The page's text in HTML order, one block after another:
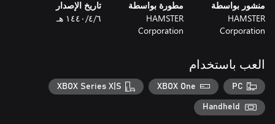
منشور بواسطة
HAMSTER
Corporation
مطورة بواسطة
HAMSTER
Corporation
تاريخ الإصدار
٦‏/٤‏/١٤٤٠ هـ
العب باستخدام
PC
XBOX One
XBOX Series X|S
Handheld